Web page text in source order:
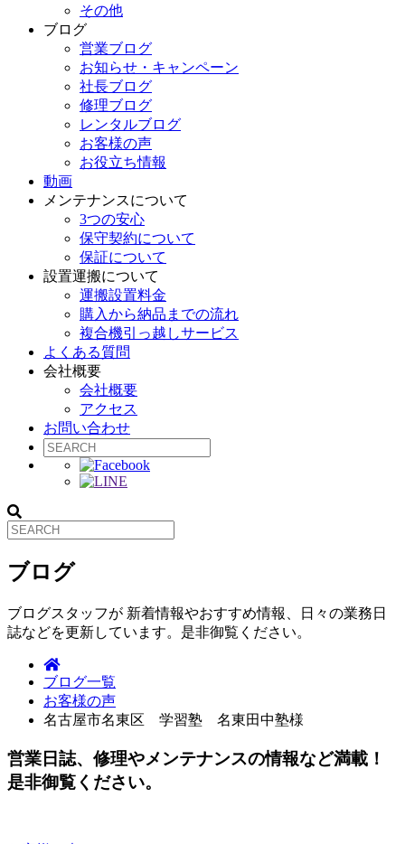
その他
ブログ
営業ブログ
お知らせ・キャンペーン
社長ブログ
修理ブログ
レンタルブログ
お客様の声
お役立ち情報
動画
メンテナンスについて
3つの安心
保守契約について
保証について
設置運搬について
運搬設置料金
購入から納品までの流れ
複合機引っ越しサービス
よくある質問
会社概要
会社概要
アクセス
お問い合わせ
ブログ
ブログスタッフが 新着情報やおすすめ情報、日々の業務日
誌などを更新しています。是非御覧ください。
ブログ一覧
お客様の声
名古屋市名東区 学習塾 名東田中塾様
営業日誌、修理やメンテナンスの情報など満載！
是非御覧ください。